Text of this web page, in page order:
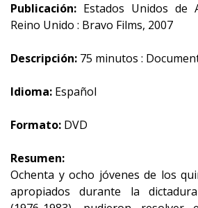
Publicación: Estados Unidos de
Reino Unido : Bravo Films, 2007
Descripción: 75 minutos :
Idioma: Español
Formato: DVD
Resumen:
Ochenta y ocho jóvenes de los
apropiados durante la